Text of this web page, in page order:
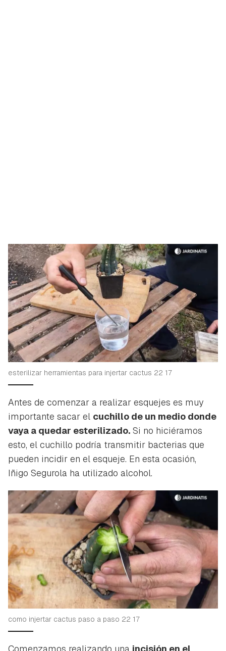
Guardar como favorito
esterilizar herramientas para injertar cactus 22 17
Antes de comenzar a realizar esquejes es muy
importante sacar el cuchillo de un medio donde
vaya a quedar esterilizado. Si no hiciéramos
esto, el cuchillo podría transmitir bacterias que
pueden incidir en el esqueje. En esta ocasión,
Iñigo Segurola ha utilizado alcohol.
como injertar cactus paso a paso 22 17
Comenzamos realizando una incisión en el
Contenido enviado
Gracias por suscribirte a nuestro boletín.